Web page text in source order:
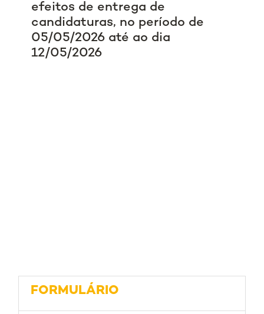
efeitos de entrega de
candidaturas, no período de
05/05/2026 até ao dia
12/05/2026
FORMULÁRIO